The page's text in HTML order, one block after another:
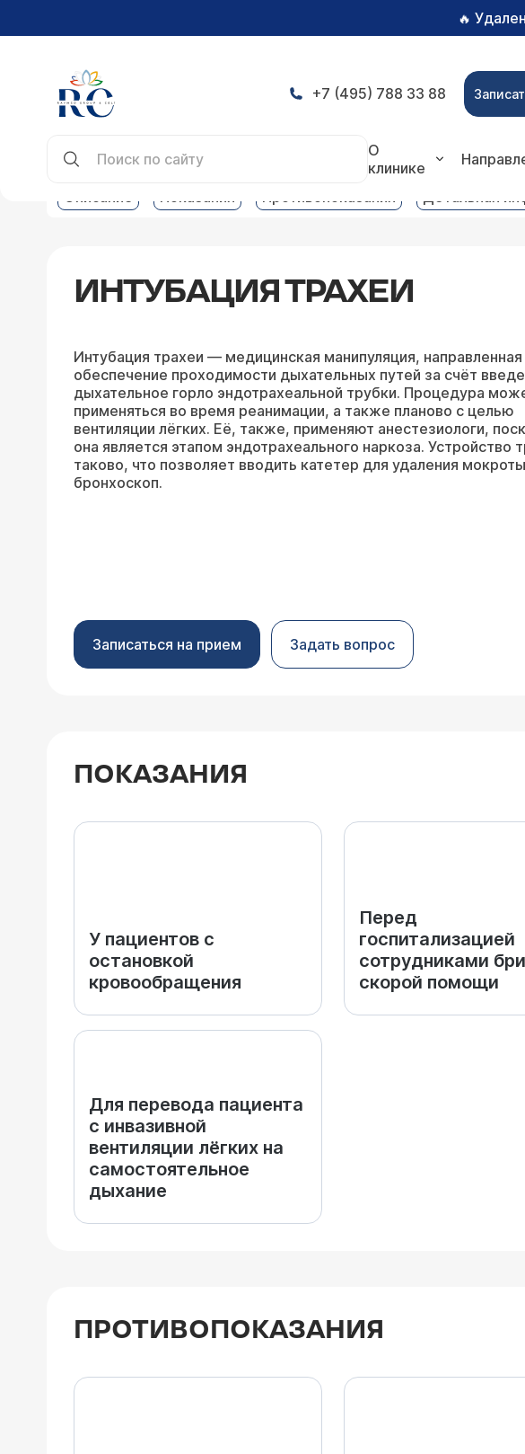
🔥
+7 (495) 788 33 88
О
клинике
Описание Показания Противопоказания Детальная
ИНТУБАЦИЯ ТРАХЕИ
Интубация трахеи — медицинская манипуляция, направленная
обеспечение проходимости дыхательных путей за счёт
дыхательное горло эндотрахеальной трубки. Процедура
применяться во время реанимации, а также планово с целью
вентиляции лёгких. Её, также, применяют анестезиологи,
она является этапом эндотрахеального наркоза. Устройство
таково, что позволяет вводить катетер для удаления
бронхоскоп.
Записаться на прием Задать вопрос
ПОКАЗАНИЯ
У пациентов с
остановкой
кровообращения
Перед
госпитализацией
сотрудниками
скорой помощи
Для перевода пациента
с инвазивной
вентиляции лёгких на
самостоятельное
дыхание
ПРОТИВОПОКАЗАНИЯ